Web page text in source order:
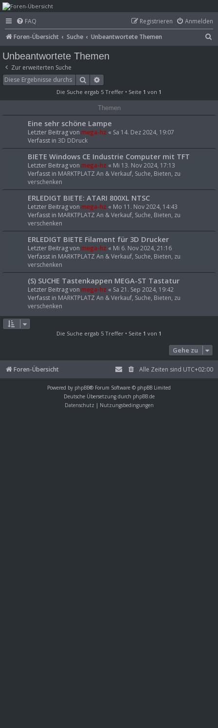
mega-hz - classic
computer &
electronics
FAQ Anmelden
Registrieren
Foren-Übersicht
Suche Unbeantwortete Themen
Unbeantwortete Themen
Zur erweiterten Suche
Suche
Die Suche ergab 5 Treffer • Seite 1 von 1
Themen
Eine sehr schöne Lampe
Letzter Beitrag von mega-hz « Sa 14. Dez 2024, 19:07
Verfasst in 3D DDruck
BIETE Windows CE Industrie Computer mit TFT
Letzter Beitrag von mega-hz « Mi 13. Nov 2024, 17:13
Verfasst in MARKTPLATZ An & Verkauf, Suche, Bieten, zu
verschenken
ERLEDIGT BIETE: ATARI 800XL NTSC
Letzter Beitrag von mega-hz « Mo 11. Nov 2024, 14:43
Verfasst in MARKTPLATZ An & Verkauf, Suche, Bieten, zu
verschenken
ERLEDIGT BIETE Filament für 3D Drucker
Letzter Beitrag von mega-hz « Mi 6. Nov 2024, 21:16
Verfasst in MARKTPLATZ An & Verkauf, Suche, Bieten, zu
verschenken
(S) SUCHE Tastenkappen MEGA-ST Tastatur
Letzter Beitrag von mega-hz « Sa 21. Sep 2024, 19:42
Verfasst in MARKTPLATZ An & Verkauf, Suche, Bieten, zu
verschenken
Die Suche ergab 5 Treffer • Seite 1 von 1
Gehe zu
Foren-Übersicht Alle Zeiten sind UTC+02:00
Powered by phpBB® Forum Software © phpBB Limited
Deutsche Übersetzung durch phpBB.de
Datenschutz | Nutzungsbedingungen